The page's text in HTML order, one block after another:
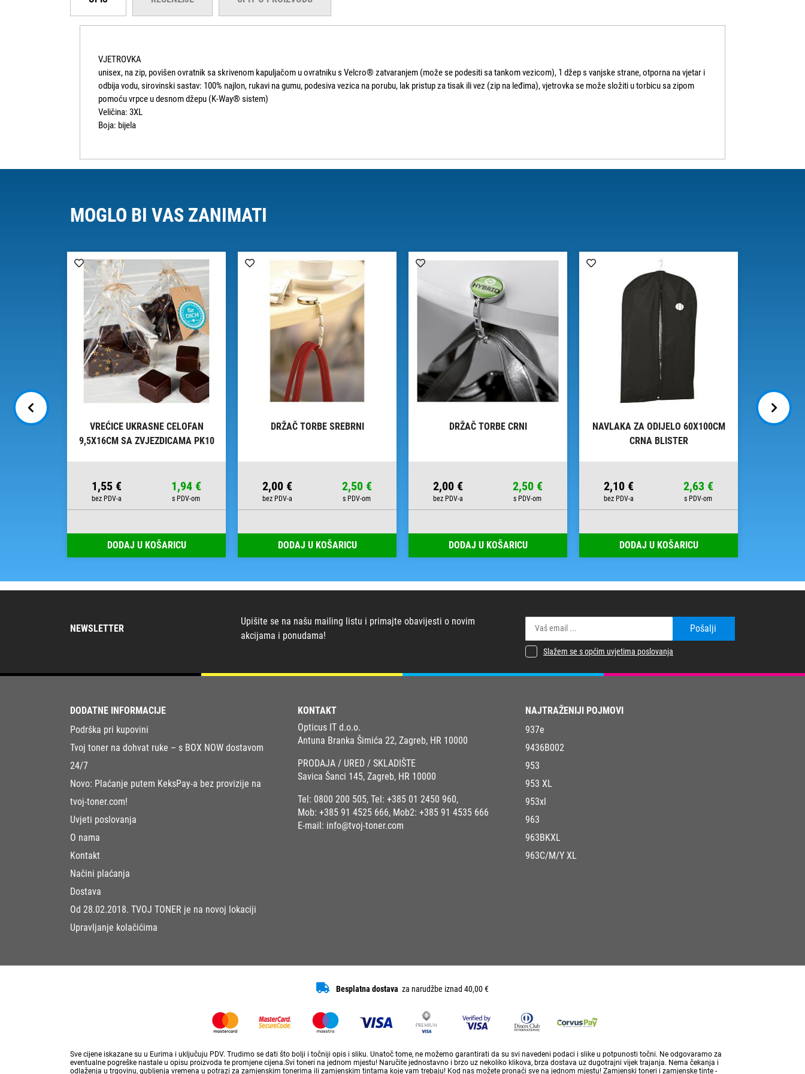
VJETROVKA
unisex, na zip, povišen ovratnik sa skrivenom kapuljačom u ovratniku s Velcro® zatvaranjem (može se podesiti sa tankom vezicom), 1 džep s vanjske strane, otporna na vjetar i
odbija vodu, sirovinski sastav: 100% najlon, rukavi na gumu, podesiva vezica na porubu, lak pristup za tisak ili vez (zip na leđima), vjetrovka se može složiti u torbicu sa zipom
pomoću vrpce u desnom džepu (K-Way® sistem)
Veličina: 3XL
Boja: bijela
MOGLO BI VAS ZANIMATI
- DAL
VREĆICE UKRASNE CELOFAN
9,5X16CM SA ZVJEZDICAMA PK10
1,55 € 1,94 €
DODAJ U KOŠARICU
DRŽAČ TORBE SREBRNI
2,00 € 2,50 €
DODAJ U KOŠARICU
DRŽAČ TORBE CRNI
2,00 € 2,50 €
DODAJ U KOŠARICU
NAVLAKA ZA ODIJELO 60X100CM
CRNA BLISTER
2,10 € 2,63 €
DODAJ U KOŠARICU
PAPIR
NEWSLETTER
Upišite se na našu mailing listu i primajte obavijesti o novim
akcijama i ponudama!
Pošalji
Slažem se s općim uvjetima poslovanja
DODATNE INFORMACIJE
Podrška pri kupovini
Tvoj toner na dohvat ruke – s BOX NOW dostavom
24/7
Novo: Plaćanje putem KeksPay-a bez provizije na
tvoj-toner.com!
Uvjeti poslovanja
O nama
Kontakt
Načini plaćanja
Dostava
Od 28.02.2018. TVOJ TONER je na novoj lokaciji
Upravljanje kolačićima
KONTAKT
Opticus IT d.o.o.
Antuna Branka Šimića 22, Zagreb, HR 10000
PRODAJA / URED / SKLADIŠTE
Savica Šanci 145, Zagreb, HR 10000
Tel: 0800 200 505, Tel: +385 01 2450 960,
Mob: +385 91 4525 666, Mob2: +385 91 4535 666
E-mail: info@tvoj-toner.com
NAJTRAŽENIJI POJMOVI
937e
9436B002
953
953 XL
953xl
963
963BKXL
963C/M/Y XL
Besplatna dostava za narudžbe iznad 40,00 €
Sve cijene iskazane su u Eurima i uključuju PDV. Trudimo se dati što bolji i točniji opis i sliku. Unatoč tome, ne možemo garantirati da su svi navedeni podaci i slike u potpunosti točni. Ne odgovaramo za
eventualne pogreške nastale u opisu proizvoda te promjene cijena.Svi toneri na jednom mjestu! Naručite jednostavno i brzo uz nekoliko klikova, brza dostava uz dugotrajni vijek trajanja. Nema čekanja i
odlaženja u trgovinu, gubljenja vremena u potrazi za zamjenskim tonerima ili zamjenskim tintama koje vam trebaju! Kod nas možete pronaći sve na jednom mjestu! Zamjenski toneri i zamjenske tinte -